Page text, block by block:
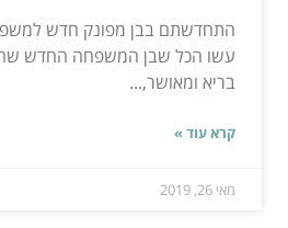
התחדשתם בבן מפונק חדש
עשו הכל שבן המשפחה החדש
בריא ומאושר,...
קרא עוד »
מאי 26, 2019